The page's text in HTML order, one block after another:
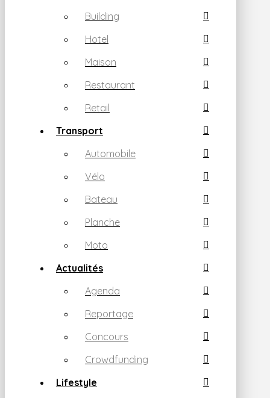
Building
Hotel
Maison
Restaurant
Retail
Transport
Automobile
Vélo
Bateau
Planche
Moto
Actualités
Agenda
Reportage
Concours
Crowdfunding
Lifestyle